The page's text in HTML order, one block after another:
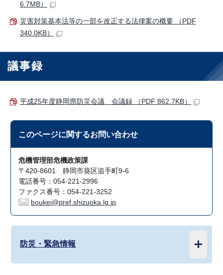
6.7MB）
災害対策基本法等の一部を改正する法律案の概要 （PDF
340.0KB）
議事録
平成25年度静岡県防災会議 会議録 （PDF 862.7KB）
このページに関するお問い合わせ
危機管理部危機政策課
〒420-8601 静岡市葵区追手町9-6
電話番号：054-221-2996
ファクス番号：054-221-3252
boukei@pref.shizuoka.lg.jp
防災・緊急情報